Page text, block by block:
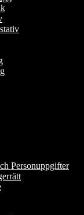
Personuppgifter